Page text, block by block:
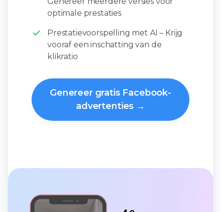
optimale prestaties
Prestatievoorspelling met AI – Krijg
vooraf een inschatting van de
klikratio
Genereer gratis Facebook-
advertenties →